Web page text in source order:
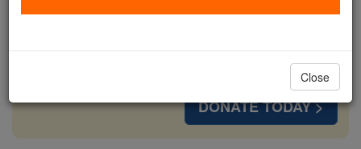
free for all. Be Courageous. Be Catholic. Stand
DONATE TODAY >
Close